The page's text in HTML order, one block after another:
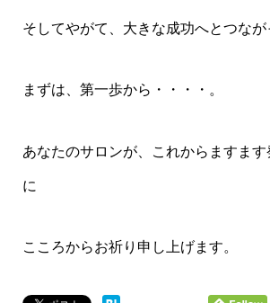
そしてやがて、大きな成功へとつなが
まずは、第一歩から・・・・。
あなたのサロンが、これからますます
に
こころからお祈り申し上げます。